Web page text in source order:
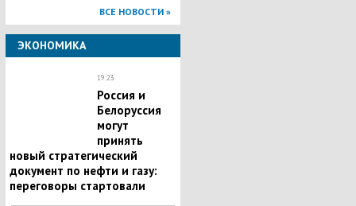
ВСЕ НОВОСТИ »
ЭКОНОМИКА
19:23
Россия и
Белоруссия
могут
принять
новый стратегический
документ по нефти и газу:
переговоры стартовали